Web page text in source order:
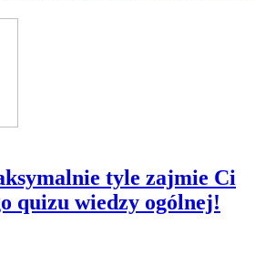
tyle zajmie Ci
quizu wiedzy ogólnej!